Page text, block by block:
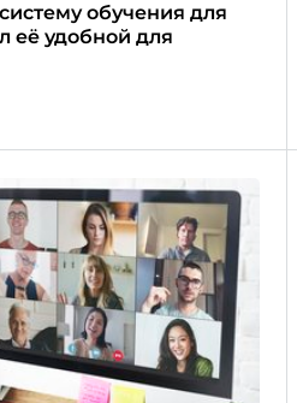
обучения для
её удобной для